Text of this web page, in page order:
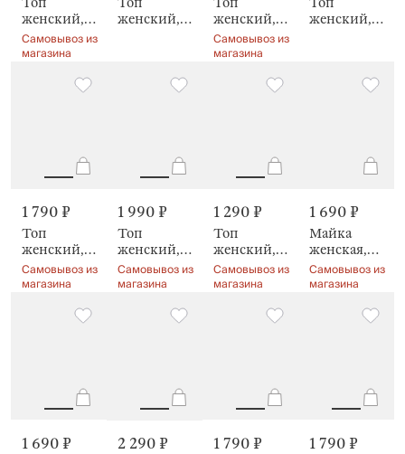
женский,
на
бретельках,
Самовывоз из
магазина
женский,
женский,
на
бретельках,
Самовывоз из
магазина
женский,
1 790 ₽
Топ
женский,
на
бретельках,
Самовывоз из
магазина
1 990 ₽
Топ
женский,
домашний,
на
Самовывоз из
магазина
1 290 ₽
Топ
женский,
домашний,
на
Самовывоз из
магазина
1 690 ₽
Майка
женская,
домашняя,
Raibina
Самовывоз из
магазина
1 690 ₽ 2 290 ₽ 1 790 ₽ 1 790 ₽